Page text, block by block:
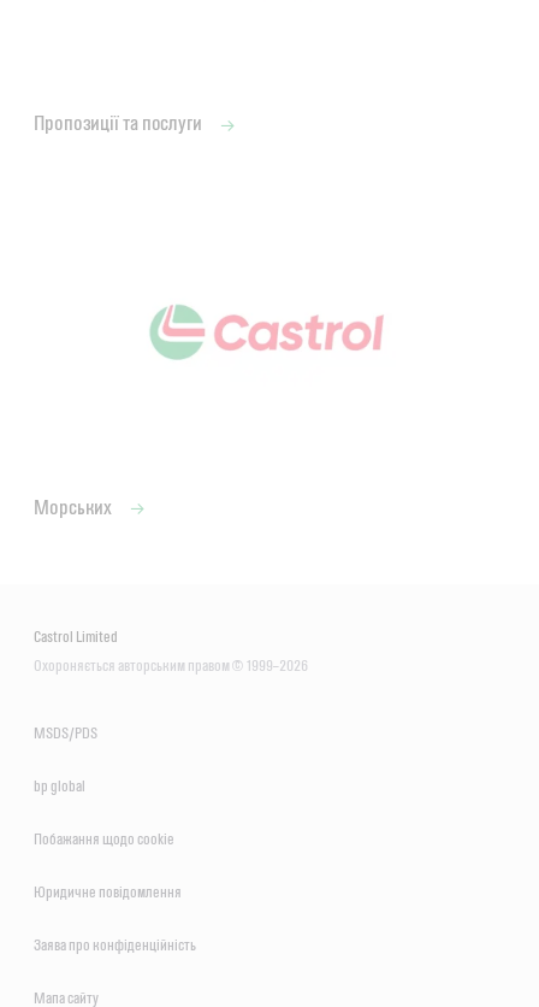
Пропозиції та послуги
Морських
Castrol Limited
Охороняється авторським правом © 1999–2026
MSDS/PDS
bp global
Побажання щодо сookie
Юридичне повідомлення
Заява про конфіденційність
Мапа сайту